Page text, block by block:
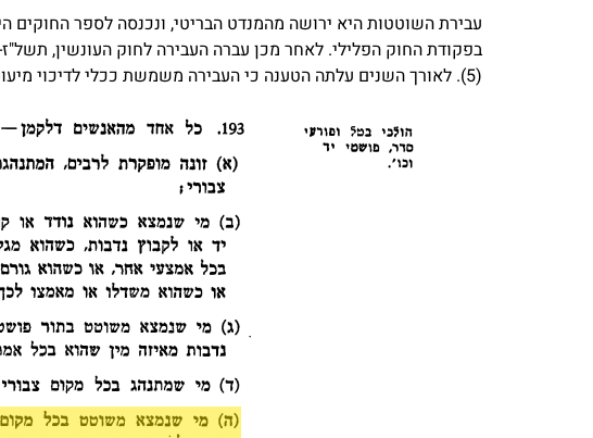
(5). לאורך השנים עלתה הטענה כי העבירה משמשת ככלי לדיכוי מיעוטים ואוכלוסיות מוחלשות.